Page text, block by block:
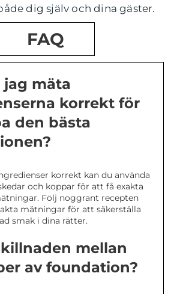
dig själv och dina gäster.
FAQ
jag mäta
korrekt för
den bästa
korrekt kan du använda
och koppar för att få exakta
Följ noggrant recepten
mätningar för att säkerställa
smak i dina rätter.
mellan
av foundation?